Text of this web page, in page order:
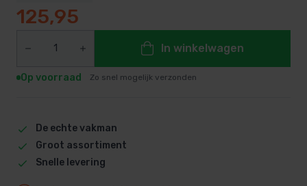
125,95
In winkelwagen
Op voorraad Zo snel mogelijk verzonden
De echte vakman
Groot assortiment
Snelle levering